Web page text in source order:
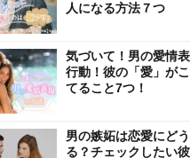
人になる方法７つ
気づいて！男の愛情
行動！彼の「愛」が
てること7つ！
男の嫉妬は恋愛にど
る？チェックしたい